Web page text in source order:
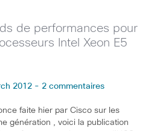
de performances pour
Intel Xeon E5
2012 - 2 commentaires
faite hier par Cisco sur les
génération , voici la publication